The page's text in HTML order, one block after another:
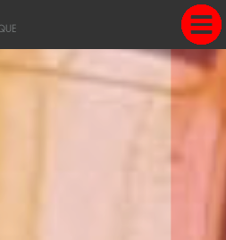
139